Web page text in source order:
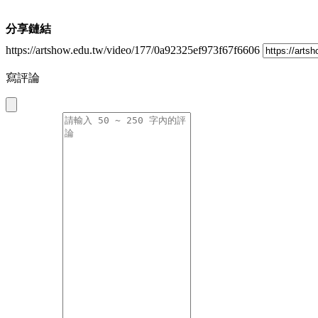
分享鏈結
https://artshow.edu.tw/video/177/0a92325ef973f67f6606
寫評論